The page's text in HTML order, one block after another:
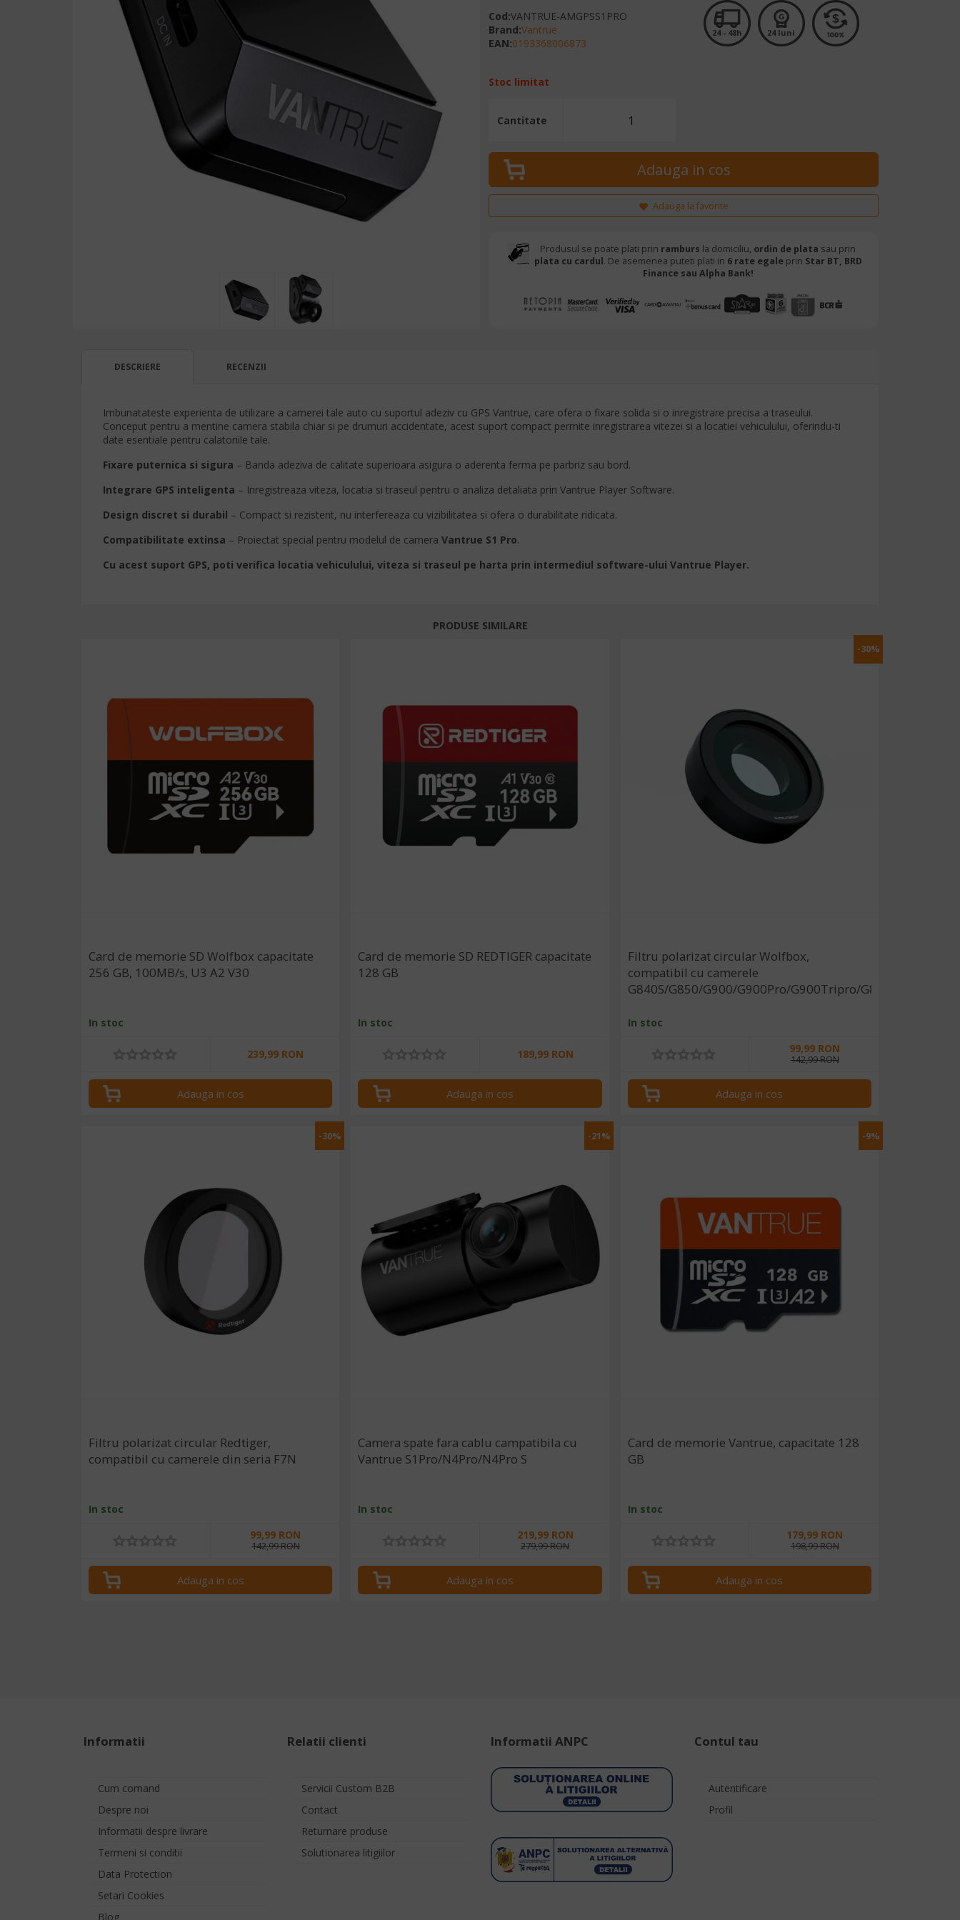
Cod:VANTRUE-AMGPSS1PRO
Brand:Vantrue
EAN:0193368006873
24 - 48h 24 luni
Stoc limitat
Cantitate
Adauga la favorite
Produsul se poate plati prin ramburs la domiciliu, ordin de plata sau prin
plata cu cardul. De asemenea puteti plati in 6 rate egaleprin Star BT, BRD
Finance sau Alpha Bank!
DESCRIERE RECENZII
Imbunatateste experienta de utilizare a camerei tale auto cu suportul adeziv cu GPS Vantrue, care ofera o fixare solida si o inregistrare precisa a traseului.
Conceput pentru a mentine camera stabila chiar si pe drumuri accidentate, acest suport compact permite inregistrarea vitezei si a locatiei vehiculului, oferindu-ti
date esentiale pentru calatoriile tale.
Fixare puternica si sigura – Banda adeziva de calitate superioara asigura o aderenta ferma pe parbriz sau bord.
Integrare GPS inteligenta – Inregistreaza viteza, locatia si traseul pentru o analiza detaliata prin Vantrue Player Software.
Design discret si durabil – Compact si rezistent, nu interfereaza cu vizibilitatea si ofera o durabilitate ridicata.
Compatibilitate extinsa – Proiectat special pentru modelul de camera Vantrue S1 Pro.
Cu acest suport GPS, poti verifica locatia vehiculului, viteza si traseul pe harta prin intermediul software-ului Vantrue Player.
PRODUSE SIMILARE
Card de memorie SD Wolfbox capacitate
256 GB, 100MB/s, U3 A2 V30
In stoc
239,99 RON
Adauga in cos
Card de memorie SD REDTIGER capacitate
128 GB
In stoc
189,99 RON
Adauga in cos
-30%
Filtru polarizat circular Wolfbox,
compatibil cu camerele
G840S/G850/G900/G900Pro/G900Tripro/G840H
In stoc
99,99 RON
142,99 RON
Adauga in cos
-30%
Filtru polarizat circular Redtiger,
compatibil cu camerele din seria F7N
In stoc
99,99 RON
142,99 RON
Adauga in cos
-21%
Camera spate fara cablu campatibila cu
Vantrue S1Pro/N4Pro/N4Pro S
In stoc
219,99 RON
279,99 RON
Adauga in cos
-9%
Card de memorie Vantrue, capacitate 128
GB
In stoc
179,99 RON
198,99 RON
Adauga in cos
Informatii
Cum comand
Despre noi
Informatii despre livrare
Termeni si conditii
Data Protection
Setari Cookies
Blog
Relatii clienti
Servicii Custom B2B
Contact
Returnare produse
Solutionarea litigiilor
Informatii ANPC Contul tau
Autentificare
Profil